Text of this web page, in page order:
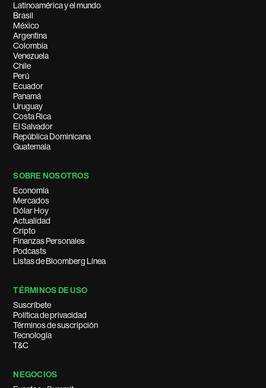
Latinoamérica y el mundo
Brasil
México
Argentina
Colombia
Venezuela
Chile
Perú
Ecuador
Panamá
Uruguay
Costa Rica
El Salvador
República Dominicana
Guatemala
SOBRE NOSOTROS
Economía
Mercados
Dólar Hoy
Actualidad
Cripto
Finanzas Personales
Podcasts
Listas de Bloomberg Línea
TÉRMINOS DE USO
Suscríbete
Política de privacidad
Términos de suscripción
Tecnología
T&C
NEGOCIOS